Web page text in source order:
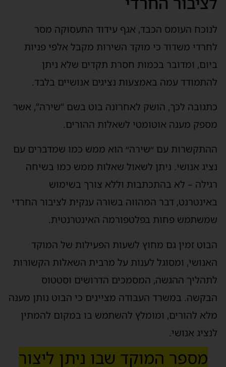
לנוכח העומס הכבד, אגף עידוד התעסוקה מסר
לחרדי משדוד כי מוקד השירות מקבל אלפי פניות
ביום, ומדובר בכמות חסרת תקדים שלא ניתן
להתמודד עמה באמצעות נציגים אנושיים בלבד.
כתגובה לכך, הושק לאחרונה בוט בשם “שירה”, אשר
מספק מענה אוטומטי לשאלות ההורים.
ההתקשרות עם ״שירה״ הוא ממש כמו שמדברים עם
נציג אנושי. ניתן לשאול שאלות ממש כמו בשיחה
רגילה – לא בהתכתבות וללא צורך בשימוש
באינטרנט, דבר המהווה בשורה ענקית לציבור החרדי
שמשתמש פחות בפלטפורמה האינטרנטית.
הבוט זמין גם מחוץ לשעות הפעילות של המוקד
האנושי, ומסוגל לענות על מרבית השאלות הקשורות
לתהליך ההגשה, המסמכים הדרושים וסטטוס
הבקשה. במשרד העבודה מציינים כי הבוט נותן מענה
מלא להורים, ומומלץ להשתמש בו במקום להמתין
לנציג אנושי.
מספר המוקד שבו ניתן ליצור